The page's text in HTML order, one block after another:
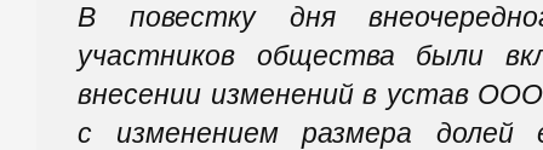
В повестку дня
участников общества были
внесении изменений в устав
с изменением размера долей